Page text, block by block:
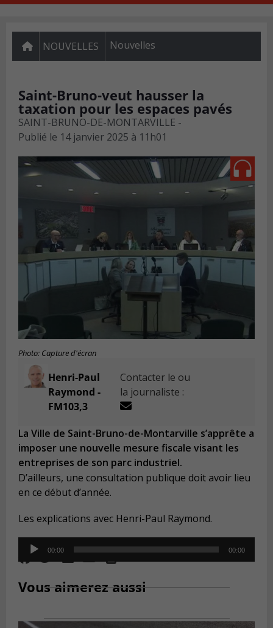
NOUVELLES Nouvelles
Saint-Bruno-veut hausser la
taxation pour les espaces pavés
SAINT-BRUNO-DE-MONTARVILLE -
Publié le 14 janvier 2025 à 11h01
Photo: Capture d'écran
Henri-Paul
Raymond -
FM103,3
Contacter le ou
la journaliste :
La Ville de Saint-Bruno-de-Montarville s’apprête a
imposer une nouvelle mesure fiscale visant les
entreprises de son parc industriel.
D’ailleurs, une consultation publique doit avoir lieu
en ce début d’année.
Les explications avec Henri-Paul Raymond.
Audio
Player
00:00 00:00
Vous aimerez aussi